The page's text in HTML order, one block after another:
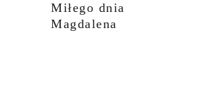
Miłego dnia
Magdalena